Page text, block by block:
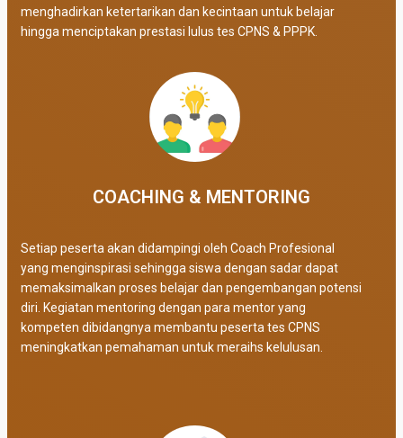
menghadirkan ketertarikan dan kecintaan untuk belajar
hingga menciptakan prestasi lulus tes CPNS & PPPK.
COACHING & MENTORING
Setiap peserta akan didampingi oleh Coach Profesional
yang menginspirasi sehingga siswa dengan sadar dapat
memaksimalkan proses belajar dan pengembangan potensi
diri. Kegiatan mentoring dengan para mentor yang
kompeten dibidangnya membantu peserta tes CPNS
meningkatkan pemahaman untuk meraihs kelulusan.